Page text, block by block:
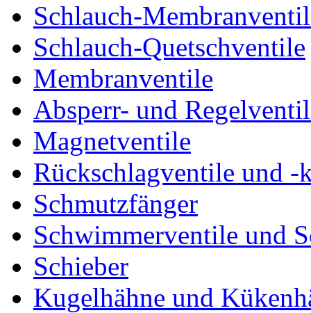
Schlauch-
Schlauch-Quetschventile
Membranventile
Absperr- und
Magnetventile
Rückschlagventile und -
Schmutzfänger
Schwimmerventile und
Schieber
Kugelhähne und